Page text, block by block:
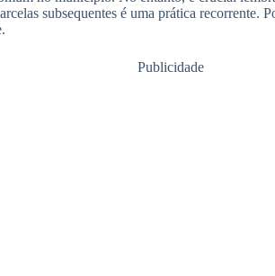
subsequentes é uma prática recorrente.
Publicidade